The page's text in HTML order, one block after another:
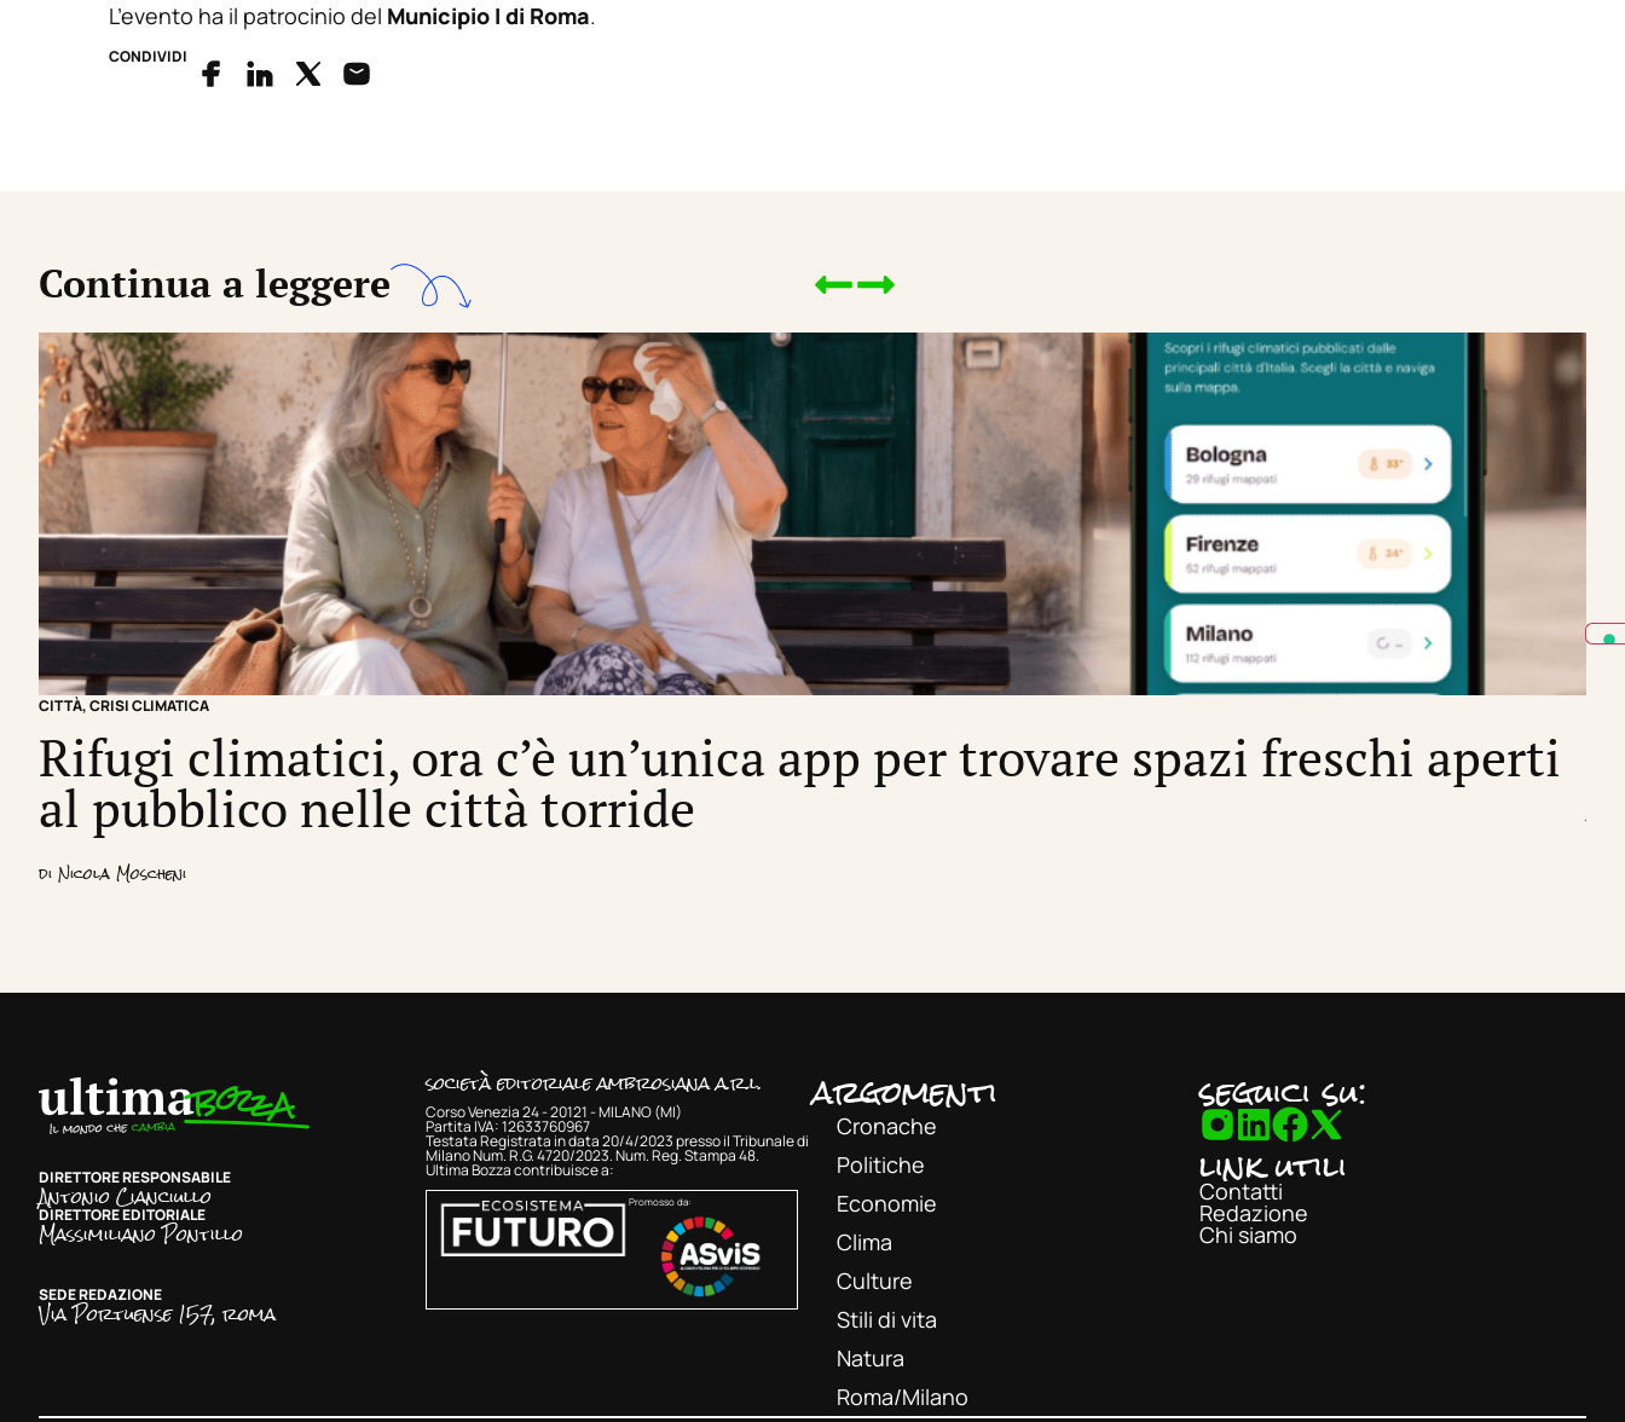
L’evento ha il patrocinio del Municipio I di Roma.
CONDIVIDI
Continua a leggere
CITTÀ,CRISI CLIMATICA
Rifugi climatici, ora c’è un’unica app per trovare spazi freschi aperti
al pubblico nelle città torride
di Nicola Moscheni
DIRETTORE RESPONSABILE
Antonio Cianciullo
DIRETTORE EDITORIALE
Massimiliano Pontillo
SEDE REDAZIONE
Via Portuense 157, roma
società editoriale ambrosiana a.r.l.
Corso Venezia 24 - 20121 - MILANO (MI)
Partita IVA: 12633760967
Testata Registrata in data 20/4/2023 presso il Tribunale di
Milano Num. R.G. 4720/2023. Num. Reg. Stampa 48.
Ultima Bozza contribuisce a:
Promosso da:
argomenti
Cronache
Politiche
Economie
Clima
Culture
Stili di vita
Natura
Roma/Milano
seguici su:
link utili
Contatti
Redazione
Chi siamo